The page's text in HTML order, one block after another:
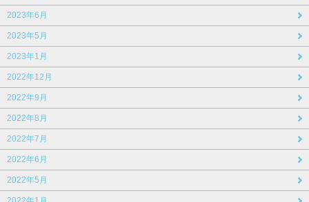
2023年6月
2023年5月
2023年1月
2022年12月
2022年9月
2022年8月
2022年7月
2022年6月
2022年5月